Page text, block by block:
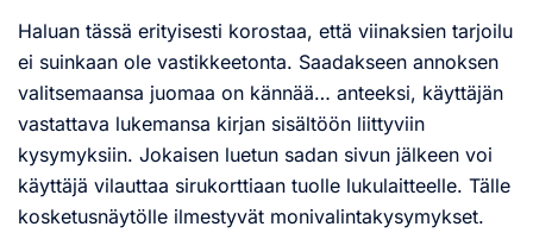
Haluan tässä erityisesti korostaa, että viinaksien tarjoilu
ei suinkaan ole vastikkeetonta. Saadakseen annoksen
valitsemaansa juomaa on kännää… anteeksi, käyttäjän
vastattava lukemansa kirjan sisältöön liittyviin
kysymyksiin. Jokaisen luetun sadan sivun jälkeen voi
käyttäjä vilauttaa sirukorttiaan tuolle lukulaitteelle. Tälle
kosketusnäytölle ilmestyvät monivalintakysymykset.